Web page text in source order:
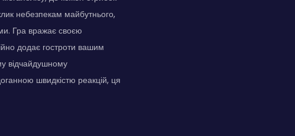
небезпекам майбутнього,
Гра вражає своєю
додає гостроти вашим
відчайдушному
швидкістю реакцій, ця